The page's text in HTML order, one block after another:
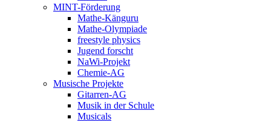
MINT-Förderung
Mathe-Känguru
Mathe-Olympiade
freestyle physics
Jugend forscht
NaWi-Projekt
Chemie-AG
Musische Projekte
Gitarren-AG
Musik in der Schule
Musicals